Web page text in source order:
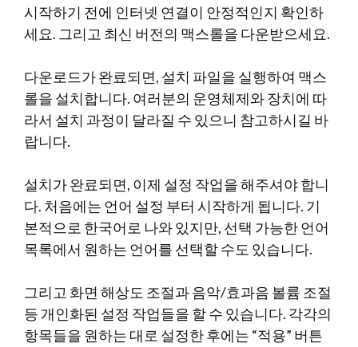
시작하기 전에 인터넷 연결이 안정적인지 확인하
세요. 그리고 최신 버전의 맥스롤을 다운받으세요.
다운로드가 완료되면, 설치 파일을 실행하여 맥스
롤을 설치합니다. 여러분의 운영체제와 장치에 따
라서 설치 과정이 달라질 수 있으니 참고하시길 바
랍니다.
설치가 완료되면, 이제 설정 작업을 해주셔야 합니
다. 처음에는 언어 설정 부터 시작하게 됩니다. 기
본적으로 한국어로 나와 있지만, 선택 가능한 언어
목록에서 원하는 언어를 선택할 수도 있습니다.
그리고 화면 해상도 조절과 음악/효과음 볼륨 조절
등 개인화된 설정 작업들을 할 수 있습니다. 각각의
항목들을 원하는 대로 설정한 후에는 “적용” 버튼